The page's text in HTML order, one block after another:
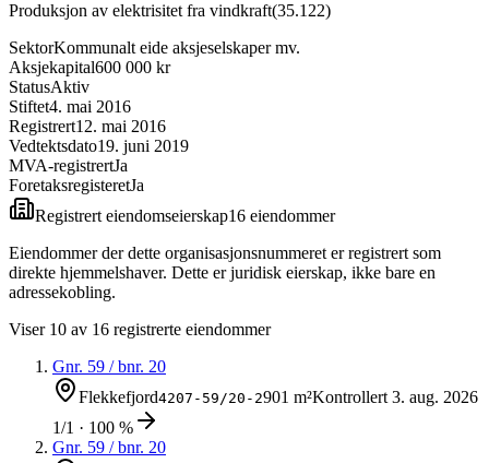
Produksjon av elektrisitet fra vindkraft(35.122)
SektorKommunalt eide aksjeselskaper mv.
Aksjekapital600 000 kr
StatusAktiv
Stiftet4. mai 2016
Registrert12. mai 2016
Vedtektsdato19. juni 2019
MVA-registrertJa
ForetaksregisteretJa
Registrert eiendomseierskap16 eiendommer
Eiendommer der dette organisasjonsnummeret er registrert som
direkte hjemmelshaver. Dette er juridisk eierskap, ikke bare en
adressekobling.
Viser 10 av 16 registrerte eiendommer
Gnr. 59 / bnr. 20
Flekkefjord4207-59/20-2901 m²Kontrollert3. aug. 2026
1/1 · 100 %
Gnr. 59 / bnr. 20